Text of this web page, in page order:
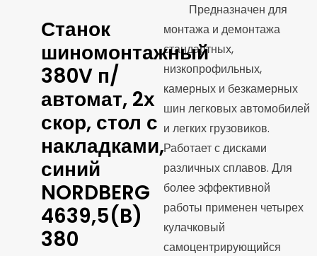
Станок
шиномонтажный
380V п/
автомат, 2х
скор, стол с
накладками,
синий
NORDBERG
4639,5(B)
380
Предназначен для
монтажа и демонтажа
стандартных,
низкопрофильных,
камерных и безкамерных
шин легковых автомобилей
и легких грузовиков.
Работает с дисками
различных сплавов. Для
более эффективной
работы применен четырех
кулачковый
самоцентрирующийся